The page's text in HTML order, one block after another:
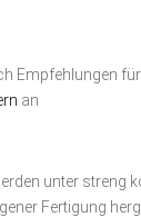
Empfehlungen
an
unter streng
Fertigung